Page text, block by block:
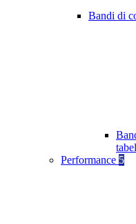
Bandi di
Performance 5